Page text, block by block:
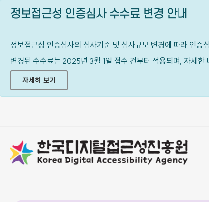
정보접근성 인증심사 수수료 변경 안내
정보접근성 인증심사의 심사기준 및 심사규모 변경에 따라 인증
변경된 수수료는 2025년 3월 1일 접수 건부터 적용되며, 자세한
자세히 보기